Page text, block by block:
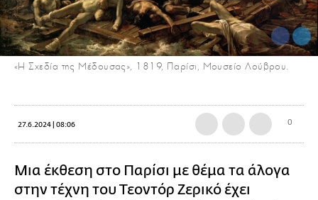
«Η Σχεδία της Μέδουσας», 1819, Παρίσι, Μουσείο Λούβρου.
27.6.2024 | 08:06 0
Μια έκθεση στο Παρίσι με θέμα τα άλογα
στην τέχνη του Τεοντόρ Ζερικό έχει